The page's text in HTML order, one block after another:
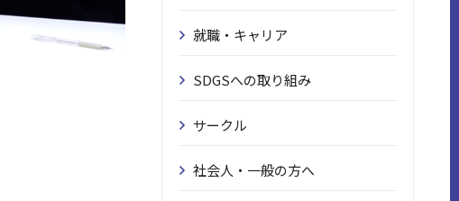
就職・キャリア
SDGSへの取り組み
サークル
社会人・一般の方へ